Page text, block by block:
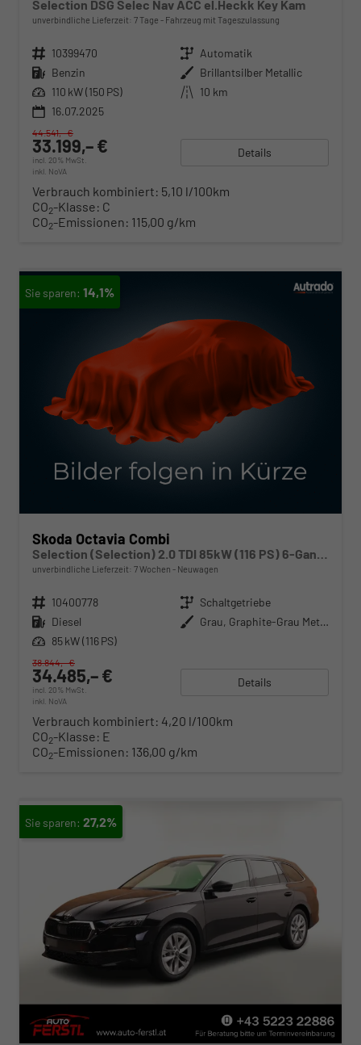
Selection DSG Selec Nav ACC el.Heckk Key Kam
unverbindliche Lieferzeit: 7 Tage Fahrzeug mit Tageszulassung
Fahrzeugnr. 10399470 Getriebe Automatik
Kraftstoff Benzin Außenfarbe Brillantsilber Metallic
Leistung 110 kW (150 PS) Kilometerstand 10 km
16.07.2025
33.199,– €
incl. 20% MwSt.
inkl. NoVA
44.541,– €
Details
Verbrauch kombiniert: 5,10 l/100km
CO2-Klasse: C
CO2-Emissionen: 115,00 g/km
14,1%
Skoda Octavia Combi
Selection (Selection) 2.0 TDI 85kW (116 PS) 6-Gang Schaltgetriebe
unverbindliche Lieferzeit: 7 Wochen Neuwagen
Fahrzeugnr. 10400778 Getriebe Schaltgetriebe
Kraftstoff Diesel Außenfarbe
Grau, Graphite-Grau Metallic (5X)
Leistung 85 kW (116 PS)
34.485,– €
incl. 20% MwSt.
inkl. NoVA
38.844,– €
Details
Verbrauch kombiniert: 4,20 l/100km
CO2-Klasse: E
CO2-Emissionen: 136,00 g/km
27,2%